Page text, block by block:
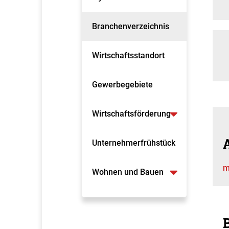
Branchenverzeichnis
Wirtschaftsstandort
Gewerbegebiete
Wirtschaftsförderung
Unternehmerfrühstück
Wohnen und Bauen